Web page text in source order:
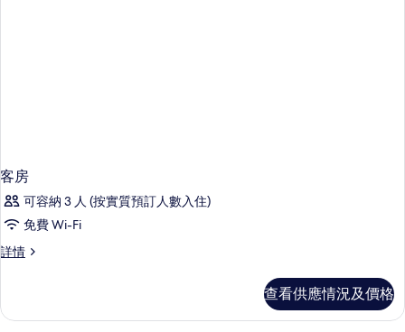
客房
可容納 3 人 (按實質預訂人數入住)
免費 Wi-Fi
詳情
客
查看供應情況及價格